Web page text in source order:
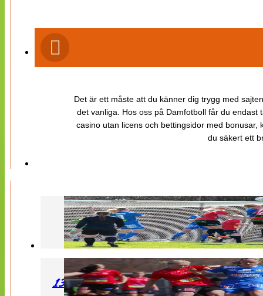
Det är ett måste att du känner dig trygg med
det vanliga. Hos oss på Damfotboll får du
casino utan licens och bettingsidor med
du säkert ett
130427 LB 07 – QBIK